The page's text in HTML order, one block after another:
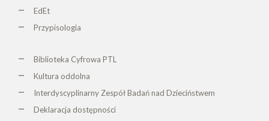
EdEt
Przypisologia
Biblioteka Cyfrowa PTL
Kultura oddolna
Interdyscyplinarny Zespół Badań nad Dzieciństwem
Deklaracja dostępności